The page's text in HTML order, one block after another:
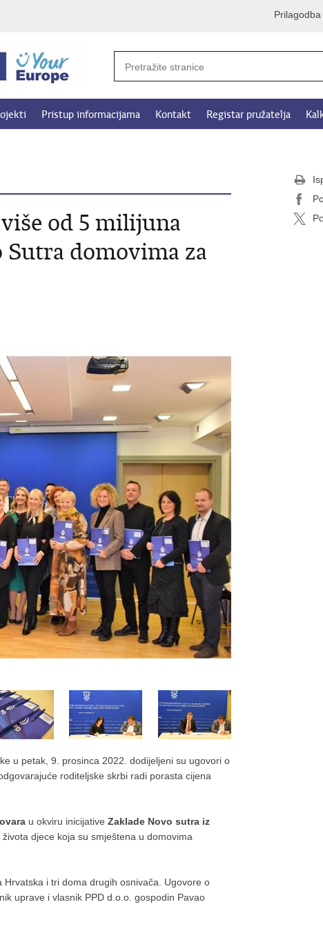
Pristup informacijama Kontakt Registar pružatelja
od 5 milijuna
domovima za
u petak, 9. prosinca 2022. dodijeljeni su ugovori o
roditeljske skrbi radi porasta cijena
u okviru inicijative Zaklade Novo sutra iz
djece koja su smještena u domovima
i tri doma drugih osnivača. Ugovore o
uprave i vlasnik PPD d.o.o. gospodin Pavao